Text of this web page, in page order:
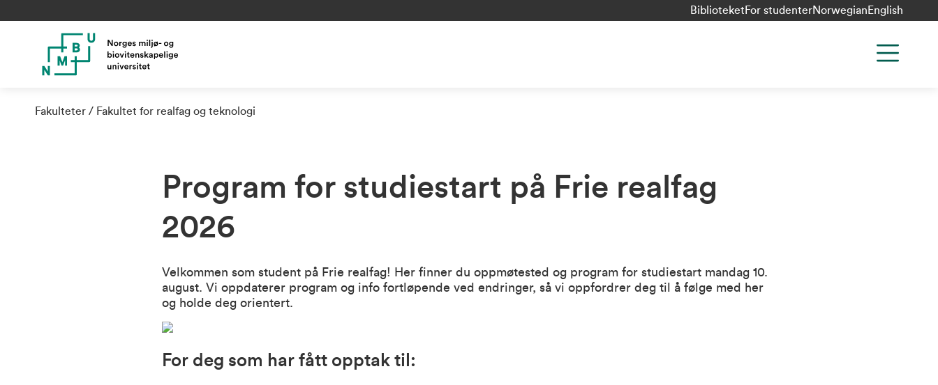
Biblioteket For studenterNorwegian English
Fakulteter Fakultet for realfag og teknologi
Program for studiestart på Frie realfag
2026
Velkommen som student på Frie realfag! Her finner du oppmøtested og program for studiestart mandag 10.
august. Vi oppdaterer program og info fortløpende ved endringer, så vi oppfordrer deg til å følge med her
og holde deg orientert.
For deg som har fått opptak til: